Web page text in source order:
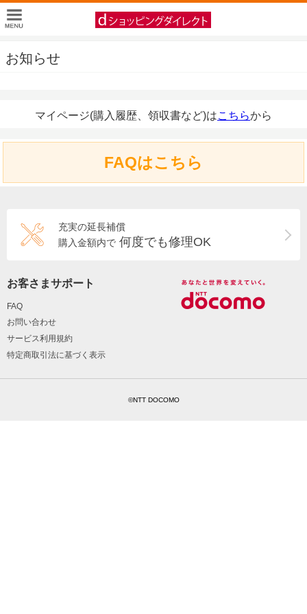
お知らせ
マイページ(購入履歴、領収書など)はこちらから
FAQはこちら
充実の延長補償
購入金額内で 何度でも修理OK
お客さまサポート
FAQ
お問い合わせ
サービス利用規約
特定商取引法に基づく表示
©NTT DOCOMO